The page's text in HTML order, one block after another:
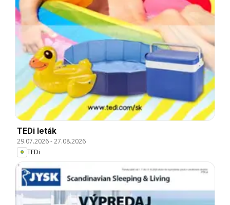
TEDi leták
29.07.2026-27.08.2026
TEDi